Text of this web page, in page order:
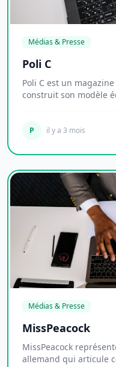
Médias & Presse
Poli C
Poli C est un
construit son modèle
P il y a 3 mois
Médias & Presse
MissPeacock
MissPeacock
allemand qui articule